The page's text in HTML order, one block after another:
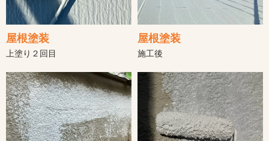
屋根塗装
上塗り２回目
屋根塗装
施工後